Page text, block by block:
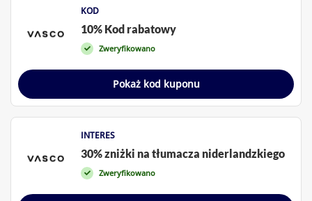
KOD
10% Kod rabatowy
Zweryfikowano
Pokaż kod kuponu
INTERES
30% zniżki na tłumacza niderlandzkiego
Zweryfikowano